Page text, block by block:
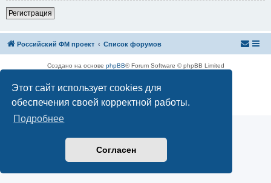
Этот сайт использует cookies для
обеспечения своей корректной работы.
Подробнее
Согласен
Регистрация
Российский ФМ проект Список форумов
Создано на основе phpBB® Forum Software © phpBB Limited
Конфиденциальность|Правила